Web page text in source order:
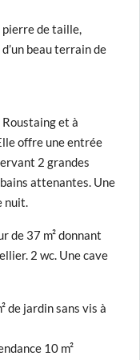
pierre de taille,
beau terrain de
et à
offre une entrée
2 grandes
attenantes. Une
nuit.
de 37 m² donnant
2 wc. Une cave
de jardin sans vis à
10 m²